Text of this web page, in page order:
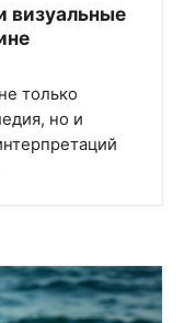
визуальные
только
но и